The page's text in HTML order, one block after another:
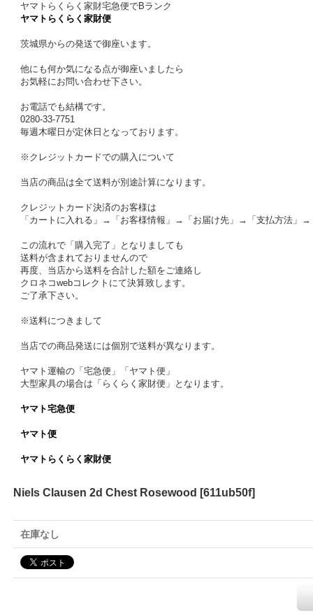
ヤマトらくらく家財宅急便でBランク
ヤマトらくらく家財便
茨城県からの発送で御座います。
他にも何か気になる点が御座いましたら
お気軽にお問い合わせ下さい。
お電話でも結構です。
0280-33-7751
毎週木曜日が定休日となっております。
※クレジットカードでの購入について
当店の商品は全て送料が別途計算になります。
クレジットカード決済のお客様は
「カートに入れる」→「お客様情報」→「お届け先」→「支払方法」
この流れで「購入完了」となりましても
送料が含まれておりませんので
再度、当店から送料を合計した額をご連絡し
クロネコwebコレクトにて決算致します。
ご了承下さい。
※送料につきまして
当店での商品発送には個別で送料が異なります。
ヤマト運輸の「宅急便」「ヤマト便」
大型家具の場合は「らくらく家財便」となります。
ヤマト宅急便
ヤマト便
ヤマトらくらく家財便
Niels Clausen 2d Chest Rosewood [611ub50f]
在庫なし